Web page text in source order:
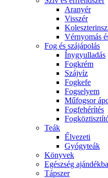
Aranyér
Visszér
Vérnyomás
Fog és szájápolás
Í́nygyulladás
Fogkrém
Szájvíz
Fogkefe
Fogselyem
Műfogsor
Fogfehérítés
Teák
É́lvezeti
Gyógyteák
Könyvek
Egészség ajándékba
Tápszer